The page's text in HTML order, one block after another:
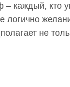
каждый, кто
логично
не